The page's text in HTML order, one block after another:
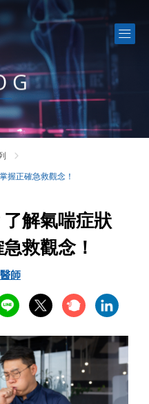
握正確急救觀念！
解氣喘症狀
救觀念！
師